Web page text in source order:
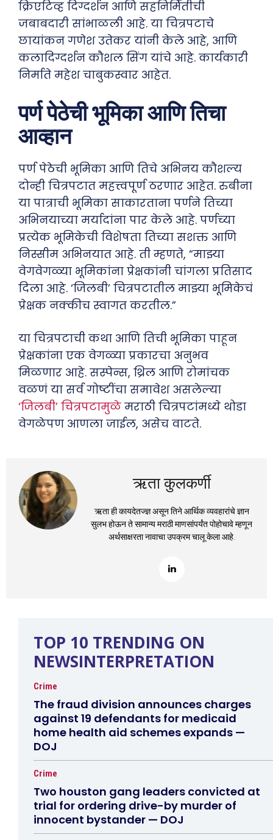
क्रिएटिव्ह दिग्दर्शन आणि सहनिर्मितीची
जबाबदारी सांभाळली आहे. या चित्रपटाचे
छायांकन गणेश उतेकर यांनी केले आहे, आणि
कलादिग्दर्शन कौशल सिंग यांचे आहे. कार्यकारी
निर्माते महेश चाबुकस्वार आहेत.
पर्ण पेठेची भूमिका आणि तिचा
आव्हान
पर्ण पेठेची भूमिका आणि तिचे अभिनय कौशल्य
दोन्ही चित्रपटात महत्त्वपूर्ण ठरणार आहेत. रुबीना
या पात्राची भूमिका साकारताना पर्णने तिच्या
अभिनयाच्या मर्यादांना पार केले आहे. पर्णच्या
प्रत्येक भूमिकेची विशेषता तिच्या सशक्त आणि
निस्सीम अभिनयात आहे. ती म्हणते, “माझ्या
वेगवेगळ्या भूमिकांना प्रेक्षकांनी चांगला प्रतिसाद
दिला आहे. ‘जिलबी’ चित्रपटातील माझ्या भूमिकेचं
प्रेक्षक नक्कीच स्वागत करतील.”
या चित्रपटाची कथा आणि तिची भूमिका पाहून
प्रेक्षकांना एक वेगळ्या प्रकारचा अनुभव
मिळणार आहे. सस्पेन्स, थ्रिल आणि रोमांचक
वळणं या सर्व गोष्टींचा समावेश असलेल्या
‘जिलबी’ चित्रपटामुळे मराठी चित्रपटांमध्ये थोडा
वेगळेपण आणला जाईल, असेच वाटते.
ऋता कुलकर्णी
ऋता ही कायदेतज्ज्ञ असून तिने आर्थिक व्यवहारांचे ज्ञान
सुलभ होऊन ते सामान्य मराठी माणसांपर्यंत पोहोचावे म्हणून
अर्थसाक्षरता नावाचा उपक्रम चालू केला आहे.
TOP 10 TRENDING ON
NEWSINTERPRETATION
Crime
The fraud division announces charges
against 19 defendants for medicaid
home health aid schemes expands —
DOJ
Crime
Two houston gang leaders convicted at
trial for ordering drive-by murder of
innocent bystander — DOJ